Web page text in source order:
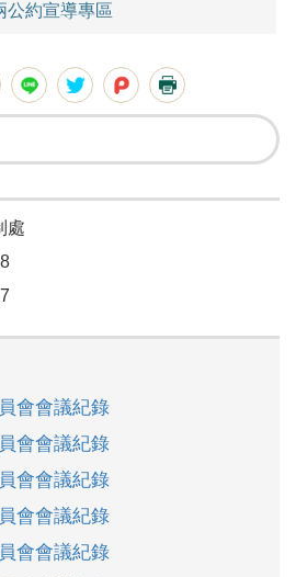
公約宣導專區
處
會會議紀錄
會會議紀錄
會會議紀錄
會會議紀錄
會會議紀錄